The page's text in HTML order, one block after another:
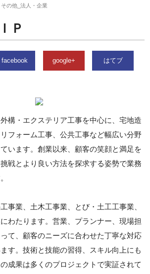
その他_法人・企業
Ｐ
facebook google+ はてブ
構・エクステリア工事を中心に、宅地造
フォーム工事、公共工事など幅広い分野
います。創業以来、顧客の笑顔と満足を
戦とより良い方法を探求する姿勢で業務
事業、土木工事業、とび・土工工事業、
わたります。営業、プランナー、現場担
て、顧客のニーズに合わせた丁寧な対応
す。技術と技能の習得、スキル向上にも
成果は多くのプロジェクトで実証されて